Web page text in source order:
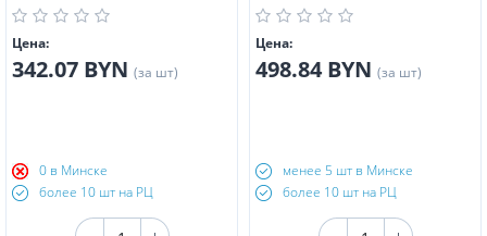
Цена:
342.07 BYN (за шт)
0 в Минске
более 10 шт на РЦ
Цена:
498.84 BYN (за шт)
менее 5 шт в Минске
более 10 шт на РЦ